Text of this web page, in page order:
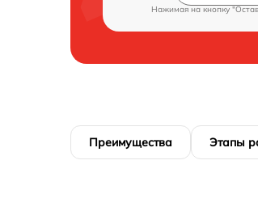
Нажимая на кнопку
Преимущества Этапы